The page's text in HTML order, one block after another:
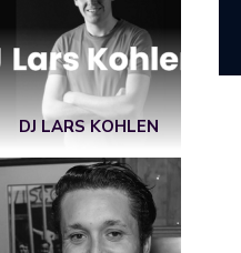
DJ LARS KOHLEN